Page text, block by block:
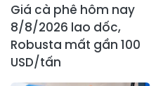
Giá cà phê hôm nay
8/8/2026 lao dốc,
Robusta mất gần 100
USD/tấn